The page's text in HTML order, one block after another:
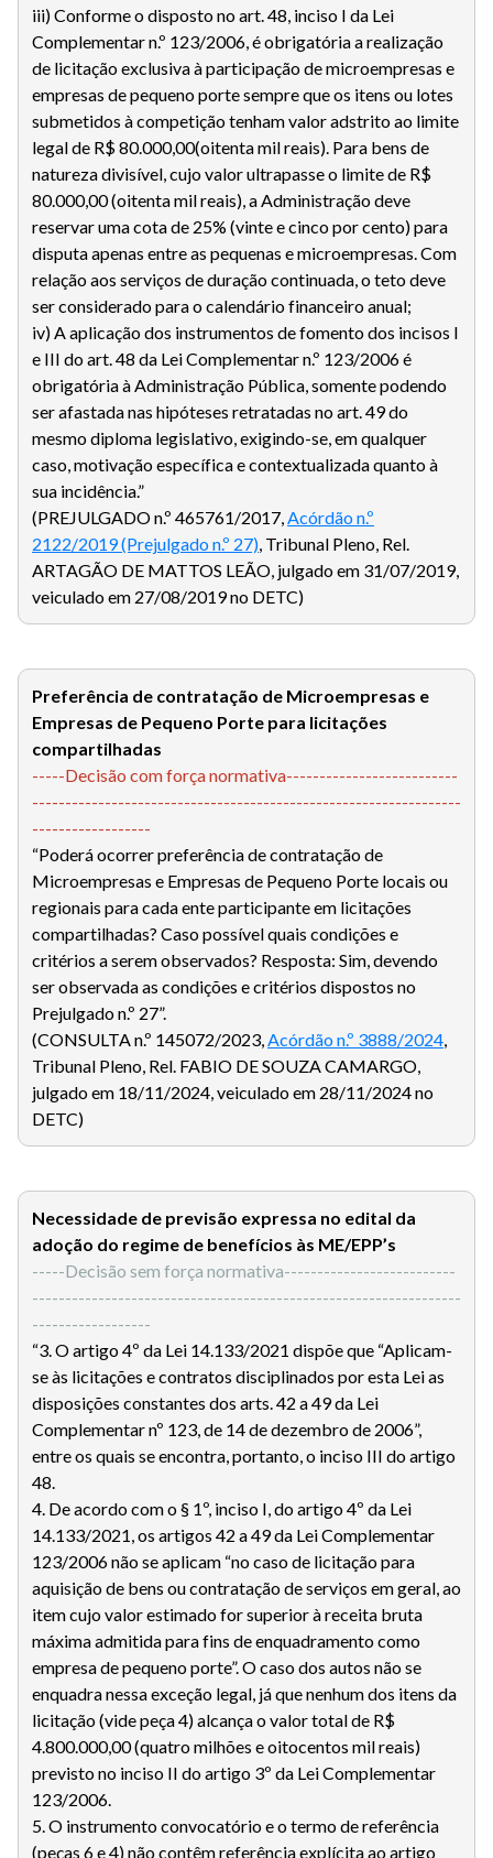
iii) Conforme o disposto no art. 48, inciso I da Lei
Complementar n.º 123/2006, é obrigatória a realização
de licitação exclusiva à participação de microempresas e
empresas de pequeno porte sempre que os itens ou lotes
submetidos à competição tenham valor adstrito ao limite
legal de R$ 80.000,00(oitenta mil reais). Para bens de
natureza divisível, cujo valor ultrapasse o limite de R$
80.000,00 (oitenta mil reais), a Administração deve
reservar uma cota de 25% (vinte e cinco por cento) para
disputa apenas entre as pequenas e microempresas. Com
relação aos serviços de duração continuada, o teto deve
ser considerado para o calendário financeiro anual;
iv) A aplicação dos instrumentos de fomento dos incisos I
e III do art. 48 da Lei Complementar n.º 123/2006 é
obrigatória à Administração Pública, somente podendo
ser afastada nas hipóteses retratadas no art. 49 do
mesmo diploma legislativo, exigindo-se, em qualquer
caso, motivação específica e contextualizada quanto à
sua incidência.”
(PREJULGADO n.º 465761/2017,Acórdão n.º
2122/2019 (Prejulgado n.º 27), Tribunal Pleno, Rel.
ARTAGÃO DE MATTOS LEÃO, julgado em 31/07/2019,
veiculado em 27/08/2019 no DETC)
Preferência de contratação de Microempresas e
Empresas de Pequeno Porte para licitações
compartilhadas
-----Decisão com força normativa--------------------------
-----------------------------------------------------------------
------------------
“Poderá ocorrer preferência de contratação de
Microempresas e Empresas de Pequeno Porte locais ou
regionais para cada ente participante em licitações
compartilhadas? Caso possível quais condições e
critérios a serem observados? Resposta: Sim, devendo
ser observada as condições e critérios dispostos no
Prejulgado n.º 27”.
(CONSULTA n.º 145072/2023,Acórdão n.º 3888/2024,
Tribunal Pleno, Rel. FABIO DE SOUZA CAMARGO,
julgado em 18/11/2024, veiculado em 28/11/2024 no
DETC)
Necessidade de previsão expressa no edital da
adoção do regime de benefícios às ME/EPP’s
-----Decisão sem força normativa--------------------------
-----------------------------------------------------------------
------------------
“3. O artigo 4º da Lei 14.133/2021 dispõe que “Aplicam-
se às licitações e contratos disciplinados por esta Lei as
disposições constantes dos arts. 42 a 49 da Lei
Complementar nº 123, de 14 de dezembro de 2006”,
entre os quais se encontra, portanto, o inciso III do artigo
48.
4. De acordo com o § 1º, inciso I, do artigo 4º da Lei
14.133/2021, os artigos 42 a 49 da Lei Complementar
123/2006 não se aplicam “no caso de licitação para
aquisição de bens ou contratação de serviços em geral, ao
item cujo valor estimado for superior à receita bruta
máxima admitida para fins de enquadramento como
empresa de pequeno porte”. O caso dos autos não se
enquadra nessa exceção legal, já que nenhum dos itens da
licitação (vide peça 4) alcança o valor total de R$
4.800.000,00 (quatro milhões e oitocentos mil reais)
previsto no inciso II do artigo 3º da Lei Complementar
123/2006.
5. O instrumento convocatório e o termo de referência
(peças 6 e 4) não contêm referência explícita ao artigo